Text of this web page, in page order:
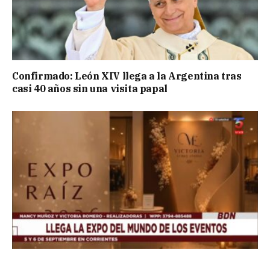
Confirmado: León XIV llega a la Argentina tras
casi 40 años sin una visita papal